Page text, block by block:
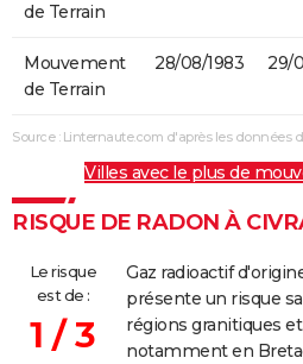
de Terrain
Mouvement
de Terrain
28/08/1983 29/
Source : Linternaute.com d'après les données
Villes avec le plus de
RISQUE DE RADON À
Le risque
est de :
1 / 3
Gaz radioactif
présente un risque
régions granitiques
notamment en